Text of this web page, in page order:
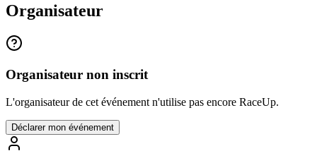
Organisateur
Organisateur non inscrit
L'organisateur de cet événement n'utilise pas encore RaceUp.
Déclarer mon événement